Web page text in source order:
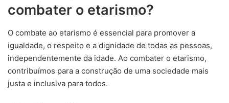
combater o etarismo?
O combate ao etarismo é essencial para promover a
igualdade, o respeito e a dignidade de todas as pessoas,
independentemente da idade. Ao combater o etarismo,
contribuímos para a construção de uma sociedade mais
justa e inclusiva para todos.